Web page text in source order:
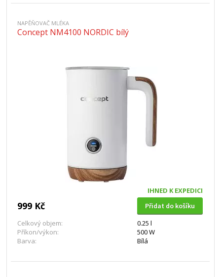
NAPĚŇOVAČ MLÉKA
Concept NM4100 NORDIC bílý
IHNED K EXPEDICI
999 Kč
Přidat do košíku
Celkový objem:
0.25 l
Příkon/výkon:
500 W
Barva:
Bílá